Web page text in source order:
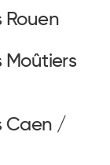
Rouen
Moûtiers
Caen /